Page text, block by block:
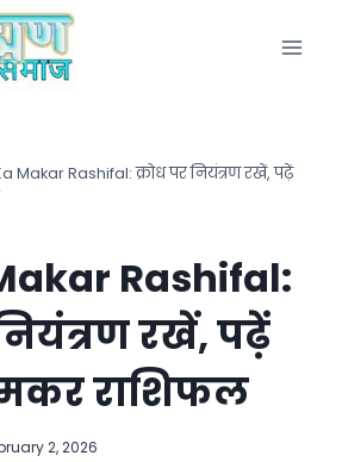
Makar Rashifal: क्रोध पर नियंत्रण रखें, पढ़ें
Rashifal:
रखें, पढ़ें
राशिफल
2, 2026